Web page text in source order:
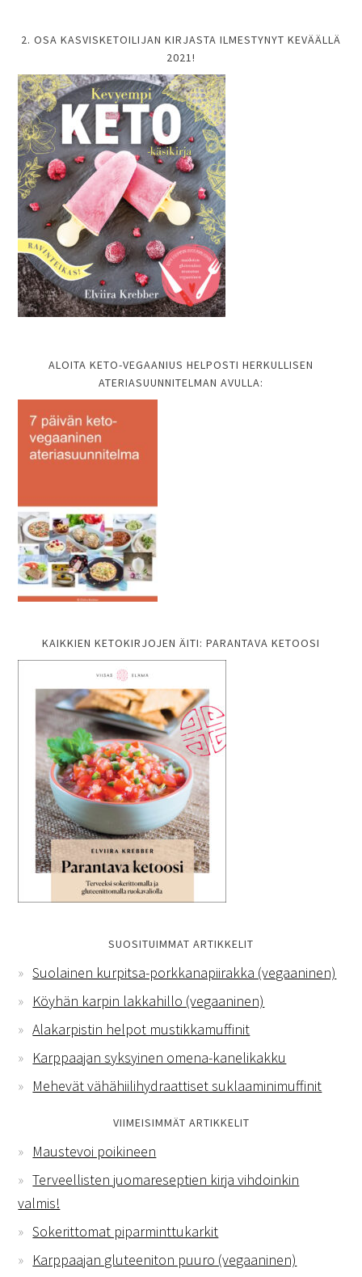
2. OSA KASVISKETOILIJAN KIRJASTA ILMESTYNYT KEVÄÄLLÄ
2021!
ALOITA KETO-VEGAANIUS HELPOSTI HERKULLISEN
ATERIASUUNNITELMAN AVULLA:
KAIKKIEN KETOKIRJOJEN ÄITI: PARANTAVA KETOOSI
SUOSITUIMMAT ARTIKKELIT
Suolainen kurpitsa-porkkanapiirakka (vegaaninen)
Köyhän karpin lakkahillo (vegaaninen)
Alakarpistin helpot mustikkamuffinit
Karppaajan syksyinen omena-kanelikakku
Mehevät vähähiilihydraattiset suklaaminimuffinit
VIIMEISIMMÄT ARTIKKELIT
Maustevoi poikineen
Terveellisten juomareseptien kirja vihdoinkin
valmis!
Sokerittomat piparminttukarkit
Karppaajan gluteeniton puuro (vegaaninen)